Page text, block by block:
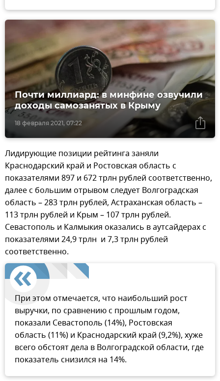
18 февраля 2021, 07:22
Почти миллиард: в минфине озвучили
доходы самозанятых в Крыму
Лидирующие позиции рейтинга заняли
Краснодарский край и Ростовская область с
показателями 897 и 672 трлн рублей соответственно,
далее с большим отрывом следует Волгоградская
область – 283 трлн рублей, Астраханская область –
113 трлн рублей и Крым – 107 трлн рублей.
Севастополь и Калмыкия оказались в аутсайдерах с
показателями 24,9 трлн и 7,3 трлн рублей
соответственно.
При этом отмечается, что наибольший рост
выручки, по сравнению с прошлым годом,
показали Севастополь (14%), Ростовская
область (11%) и Краснодарский край (9,2%), хуже
всего обстоят дела в Волгоградской области, где
показатель снизился на 14%.